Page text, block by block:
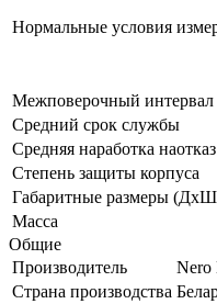
Нормальные условия
Межповерочный интервал
Средний срок службы
Средняя наработка наотказ
Степень защиты корпуса
Габаритные размеры
Масса
Общие
Производитель
Nero
Страна производства